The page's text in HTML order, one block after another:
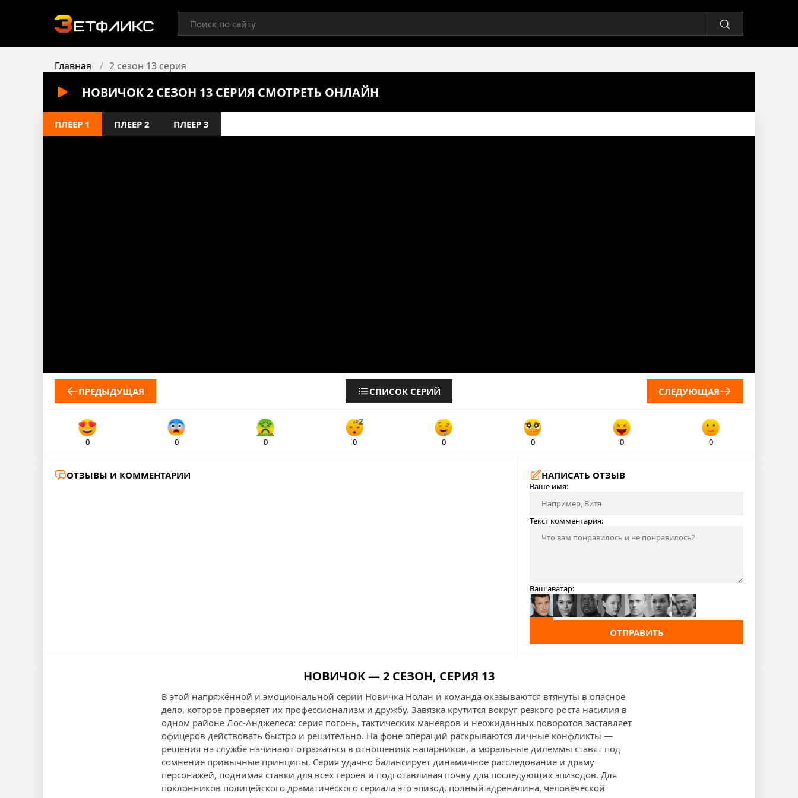
Главная 2 сезон 13 серия
НОВИЧОК 2 СЕЗОН 13 СЕРИЯ СМОТРЕТЬ ОНЛАЙН
ПЛЕЕР 1 ПЛЕЕР 2 ПЛЕЕР 3
ПРЕДЫДУЩАЯ СПИСОК СЕРИЙ СЛЕДУЮЩАЯ
0 0 0 0 0 0 0 0
ОТЗЫВЫ И КОММЕНТАРИИ НАПИСАТЬ ОТЗЫВ
Ваше имя:
Текст комментария:
Ваш аватар:
ОТПРАВИТЬ
НОВИЧОК — 2 СЕЗОН, СЕРИЯ 13
В этой напряжённой и эмоциональной серии Новичка Нолан и команда оказываются втянуты в опасное
дело, которое проверяет их профессионализм и дружбу. Завязка крутится вокруг резкого роста насилия в
одном районе Лос-Анджелеса: серия погонь, тактических манёвров и неожиданных поворотов заставляет
офицеров действовать быстро и решительно. На фоне операций раскрываются личные конфликты —
решения на службе начинают отражаться в отношениях напарников, а моральные дилеммы ставят под
сомнение привычные принципы. Серия удачно балансирует динамичное расследование и драму
персонажей, поднимая ставки для всех героев и подготавливая почву для последующих эпизодов. Для
поклонников полицейского драматического сериала это эпизод, полный адреналина, человеческой